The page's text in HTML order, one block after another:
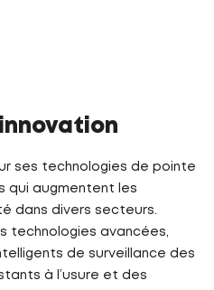
ses technologies de pointe
qui augmentent les
dans divers secteurs.
technologies avancées,
de surveillance des
à l’usure et des